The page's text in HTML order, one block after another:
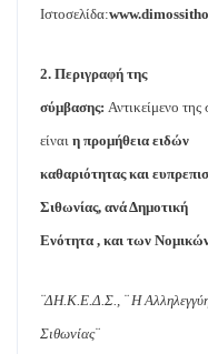
Ιστοσελίδα:www.
2. Περιγραφή της
σύμβασης: Αντικείμενο
είναι η προμήθεια ειδών
καθαριότητας και
Σιθωνίας, ανά Δημοτική
Ενότητα , και των
¨ΔΗ.Κ.Ε.Δ.Σ., ¨Η
Σιθωνίας¨